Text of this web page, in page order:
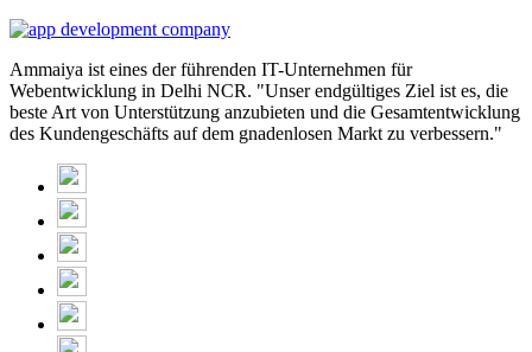
Ammaiya ist eines der führenden IT-Unternehmen für
Webentwicklung in Delhi NCR. "Unser endgültiges Ziel ist es, die
beste Art von Unterstützung anzubieten und die Gesamtentwicklung
des Kundengeschäfts auf dem gnadenlosen Markt zu verbessern."